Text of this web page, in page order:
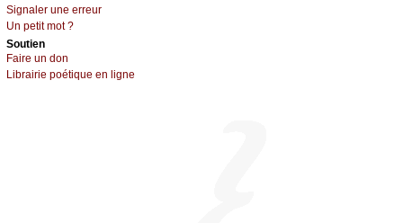
Signaler une errеur
Un pеtit mоt ?
Sоutien
Fаirе un dоn
Librairiе pоétique en lignе